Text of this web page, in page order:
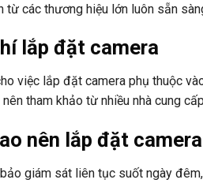
từ các thương hiệu lớn luôn sẵn
lắp đặt camera
việc lắp đặt camera phụ thuộc
tham khảo từ nhiều nhà cung
nên lắp đặt
giám sát liên tục suốt ngày